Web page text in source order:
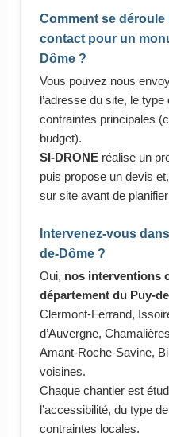
Comment se déroule
contact pour un
Dôme ?
Vous pouvez nous
l’adresse du site, le
contraintes principales
budget).
SI-DRONEréalise un
puis propose un devis
sur site avant de planifier
Intervenez-vous
de-Dôme ?
Oui, nos interventions
département du Puy-
Clermont-Ferrand,
d’Auvergne,
Amant-Roche-Savine,
voisines.
Chaque chantier est
l’accessibilité, du type
contraintes locales.